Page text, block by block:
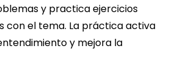
y practica ejercicios
con el tema. La práctica activa
y mejora la